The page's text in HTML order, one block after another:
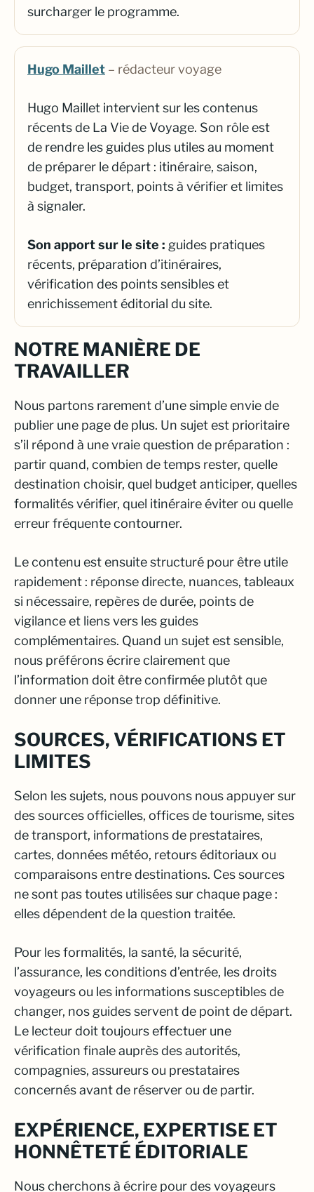
surcharger le programme.
Hugo Maillet – rédacteur voyage
Hugo Maillet intervient sur les contenus
récents de La Vie de Voyage. Son rôle est
de rendre les guides plus utiles au moment
de préparer le départ : itinéraire, saison,
budget, transport, points à vérifier et limites
à signaler.
Son apport sur le site : guides pratiques
récents, préparation d’itinéraires,
vérification des points sensibles et
enrichissement éditorial du site.
NOTRE MANIÈRE DE
TRAVAILLER
Nous partons rarement d’une simple envie de
publier une page de plus. Un sujet est prioritaire
s’il répond à une vraie question de préparation :
partir quand, combien de temps rester, quelle
destination choisir, quel budget anticiper, quelles
formalités vérifier, quel itinéraire éviter ou quelle
erreur fréquente contourner.
Le contenu est ensuite structuré pour être utile
rapidement : réponse directe, nuances, tableaux
si nécessaire, repères de durée, points de
vigilance et liens vers les guides
complémentaires. Quand un sujet est sensible,
nous préférons écrire clairement que
l’information doit être confirmée plutôt que
donner une réponse trop définitive.
SOURCES, VÉRIFICATIONS ET
LIMITES
Selon les sujets, nous pouvons nous appuyer sur
des sources officielles, offices de tourisme, sites
de transport, informations de prestataires,
cartes, données météo, retours éditoriaux ou
comparaisons entre destinations. Ces sources
ne sont pas toutes utilisées sur chaque page :
elles dépendent de la question traitée.
Pour les formalités, la santé, la sécurité,
l’assurance, les conditions d’entrée, les droits
voyageurs ou les informations susceptibles de
changer, nos guides servent de point de départ.
Le lecteur doit toujours effectuer une
vérification finale auprès des autorités,
compagnies, assureurs ou prestataires
concernés avant de réserver ou de partir.
EXPÉRIENCE, EXPERTISE ET
HONNÊTETÉ ÉDITORIALE
Nous cherchons à écrire pour des voyageurs